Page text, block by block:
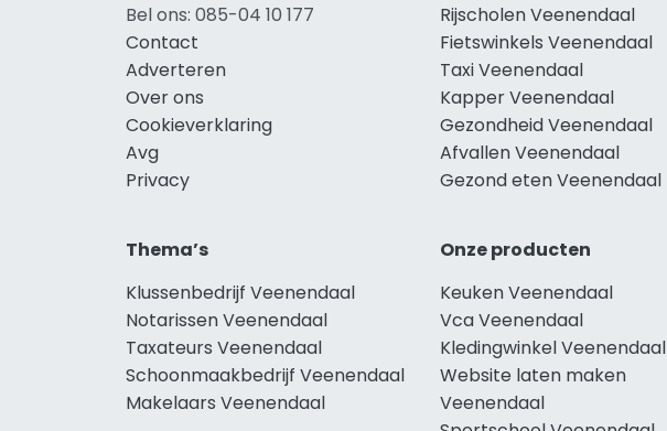
Bel ons: 085-04 10 177
Contact
Adverteren
Over ons
Cookieverklaring
Avg
Privacy
Rijscholen Veenendaal
Fietswinkels Veenendaal
Taxi Veenendaal
Kapper Veenendaal
Gezondheid Veenendaal
Afvallen Veenendaal
Gezond eten Veenendaal
Thema’s
Klussenbedrijf Veenendaal
Notarissen Veenendaal
Taxateurs Veenendaal
Schoonmaakbedrijf Veenendaal
Makelaars Veenendaal
Onze producten
Keuken Veenendaal
Vca Veenendaal
Kledingwinkel Veenendaal
Website laten maken
Veenendaal